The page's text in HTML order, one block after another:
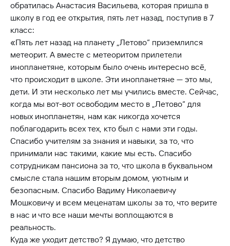
обратилась Анастасия Васильева, которая пришла в
школу в год ее открытия, пять лет назад, поступив в 7
класс:
«Пять лет назад на планету „Летово“ приземлился
метеорит. А вместе с метеоритом прилетели
инопланетяне, которым было очень интересно всё,
что происходит в школе. Эти инопланетяне — это мы,
дети. И эти несколько лет мы учились вместе. Сейчас,
когда мы вот-вот освободим место в „Летово“ для
новых инопланетян, нам как никогда хочется
поблагодарить всех тех, кто был с нами эти годы.
Спасибо учителям за знания и навыки, за то, что
принимали нас такими, какие мы есть. Спасибо
сотрудникам пансиона за то, что школа в буквальном
смысле стала нашим вторым домом, уютным и
безопасным. Спасибо Вадиму Николаевичу
Мошковичу и всем меценатам школы за то, что верите
в нас и что все наши мечты воплощаются в
реальность.
Куда же уходит детство? Я думаю, что детство